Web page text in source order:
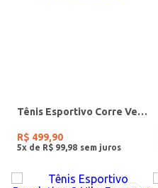
Tênis Esportivo Corre Vento 3 Olympikus Feminino BEGE
R$ 499,90
5x de R$ 99 98